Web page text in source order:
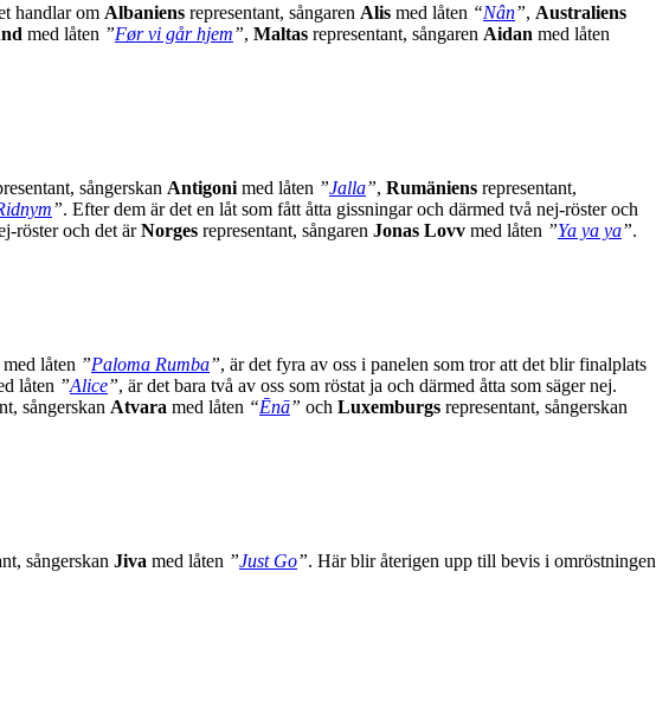
handlar om Albaniens representant, sångaren Alis med låten “Nân”, Australiens
med låten ”Før vi går hjem”, Maltas representant, sångaren Aidan med låten
sångerskan Antigoni med låten ”Jalla”, Rumäniens representant,
”. Efter dem är det en låt som fått åtta gissningar och därmed två nej-röster och
röster och det ärNorges representant, sångaren Jonas Lovv med låten ”Ya ya ya”.
med låten ”Paloma Rumba”, är det fyra av oss i panelen som tror att det blir finalplats
låten ”Alice”, är det bara två av oss som röstat ja och därmed åtta som säger nej.
sångerskan Atvara med låten “Ēnā” och Luxemburgs representant, sångerskan
sångerskan Jiva med låten ”Just Go”. Här blir återigen upp till bevis i omröstningen